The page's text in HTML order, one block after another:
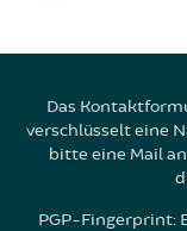
Das
verschlüsselt eine
bitte eine Mail
PGP-Fingerprint: